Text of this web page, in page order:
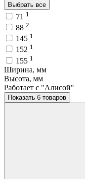
Выбрать все
71 1
88 2
145 1
152 1
155 1
Ширина, мм
Высота, мм
Работает с "Алисой"
Показать 6 товаров